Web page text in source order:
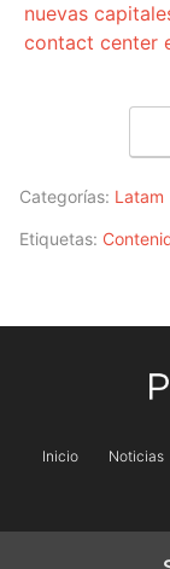
nuevas
contact center
Categorías: Latam
Etiquetas:
Inicio Noticias